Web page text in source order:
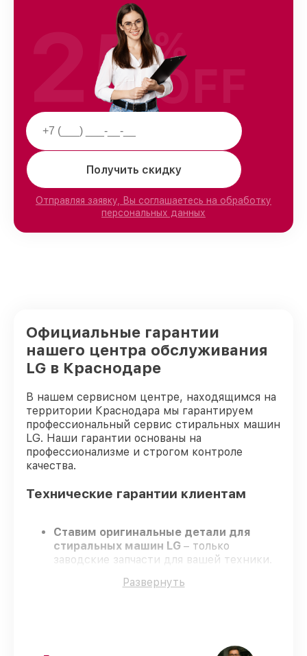
Получить скидку
Отправляя заявку, Вы соглашаетесь на обработку
персональных данных
25%
OFF
Официальные гарантии
нашего центра обслуживания
LG в Краснодаре
В нашем сервисном центре, находящимся на
территории Краснодара мы гарантируем
профессиональный сервис стиральных машин
LG. Наши гарантии основаны на
профессионализме и строгом контроле
качества.
Технические гарантии клиентам
Ставим оригинальные детали для
стиральных машин LG – только
заводские запчасти для вашей техники.
проходят строгий отбор, что
Развернуть